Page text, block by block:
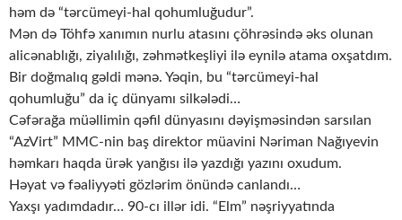
həm də “tərcümeyi-hal qohumluğudur”.
Mən də Töhfə xanımın nurlu atasını çöhrəsində əks olunan
alicənablığı, ziyalılığı, zəhmətkeşliyi ilə eynilə atama oxşatdım.
Bir doğmalıq gəldi mənə. Yəqin, bu “tərcümeyi-hal
qohumluğu” da iç dünyamı silkələdi…
Cəfərağa müəllimin qəfil dünyasını dəyişməsindən sarsılan
“AzVirt” MMC-nin baş direktor müavini Nəriman Nağıyevin
həmkarı haqda ürək yanğısı ilə yazdığı yazını oxudum.
Həyat və fəaliyyəti gözlərim önündə canlandı…
Yaxşı yadımdadır… 90-cı illər idi. “Elm” nəşriyyatında